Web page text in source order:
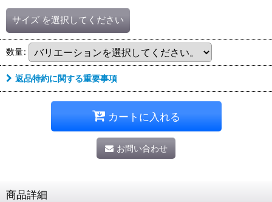
サイズ を選択してください
数量:
返品特約に関する重要事項
カートに入れる
お問い合わせ
商品詳細